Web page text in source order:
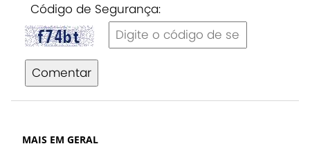
Código de Segurança:
Comentar
MAIS EM GERAL